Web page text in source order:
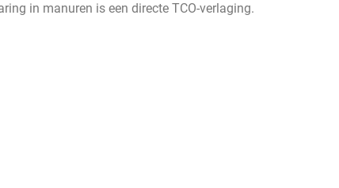
in manuren is een directe TCO-verlaging.